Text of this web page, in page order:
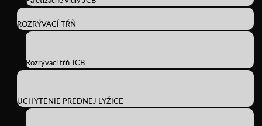
ROZRÝVACÍ TŔŇ
Rozrývací tŕň JCB
UCHYTENIE PREDNEJ LYŽICE